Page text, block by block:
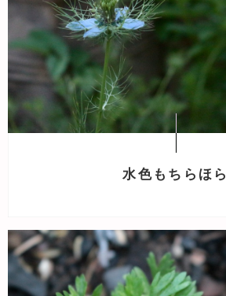
水色もちらほら